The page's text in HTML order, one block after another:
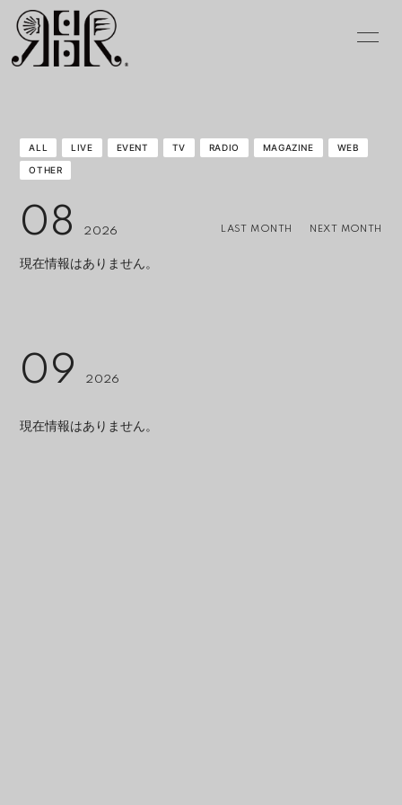
ALL LIVE EVENT TV RADIO MAGAZINE WEB
OTHER
08 2026 LAST MONTH NEXT MONTH
現在情報はありません。
09 2026
現在情報はありません。